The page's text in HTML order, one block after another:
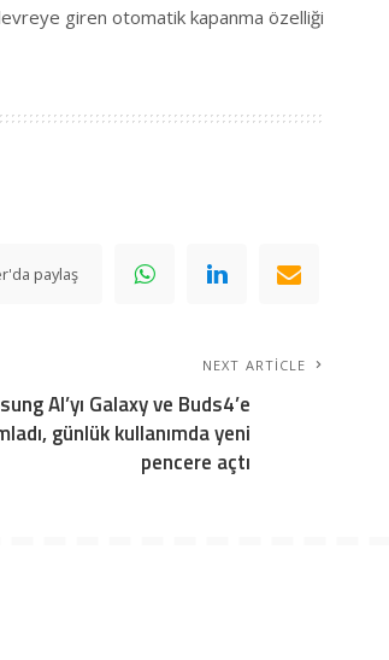
giren otomatik kapanma özelliği
paylaş
NEXT ARTICLE
AI’yı Galaxy ve Buds4’e
günlük kullanımda yeni
pencere açtı